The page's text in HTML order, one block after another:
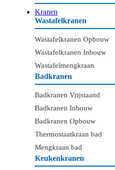
Kranen
Wastafelkranen
Wastafelkranen Opbouw
Wastafelkranen Inbouw
Wastafelmengkraan
Badkranen
Badkranen Vrijstaand
Badkranen Inbouw
Badkranen Opbouw
Thermostaatkraan bad
Mengkraan bad
Keukenkranen